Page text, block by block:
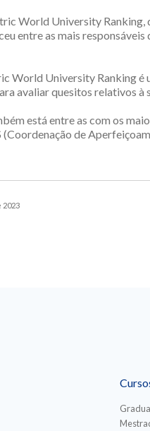
World University Ranking,
entre as mais responsáveis
World University Ranking é
avaliar quesitos relativos à
está entre as com os
(Coordenação de
2023